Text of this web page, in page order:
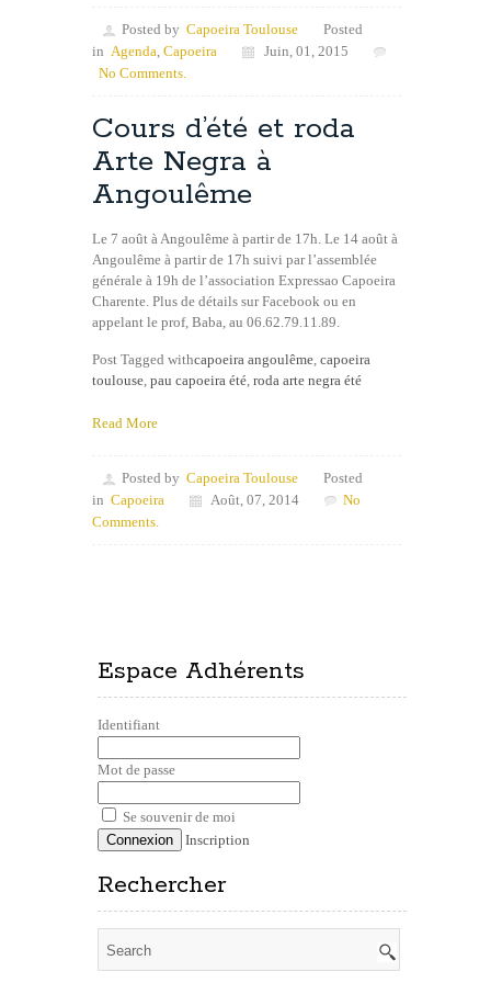
Posted by Capoeira Toulouse
Posted
in Agenda, Capoeira
Juin, 01, 2015
No Comments.
Cours d’été et roda
Arte Negra à
Angoulême
Le 7 août à Angoulême à partir de 17h. Le 14 août à
Angoulême à partir de 17h suivi par l’assemblée
générale à 19h de l’association Expressao Capoeira
Charente. Plus de détails sur Facebook ou en
appelant le prof, Baba, au 06.62.79.11.89.
Post Tagged withcapoeira angoulême, capoeira
toulouse, pau capoeira été, roda arte negra été
Read More
Posted by Capoeira Toulouse
Posted
in Capoeira Août, 07, 2014
No
Comments.
Espace Adhérents
Identifiant
Mot de passe
Se souvenir de moi
Inscription
Rechercher